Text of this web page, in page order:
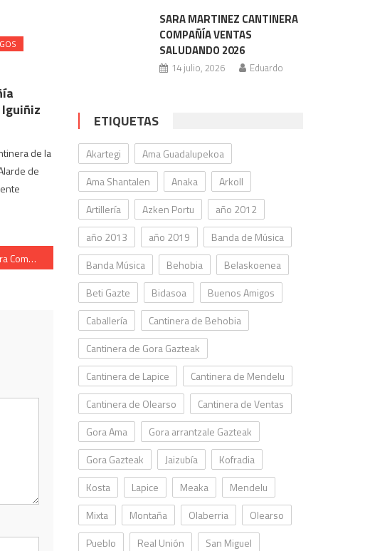
de la
de
Amaia Lera Cantinera Compañía Anaka en el monte 2007
SARA MARTINEZ CANTINERA
COMPAÑÍA VENTAS
SALUDANDO 2026
14 julio, 2026 Eduardo
ETIQUETAS
Akartegi
Ama Guadalupekoa
Ama Shantalen
Anaka
Arkoll
Artillería
Azken Portu
año 2012
año 2013
año 2019
Banda de Música
Banda Música
Behobia
Belaskoenea
Beti Gazte
Bidasoa
Buenos Amigos
Caballería
Cantinera de Behobia
Cantinera de Gora Gazteak
Cantinera de Lapice
Cantinera de Mendelu
Cantinera de Olearso
Cantinera de Ventas
Gora Ama
Gora arrantzale Gazteak
Gora Gazteak
Jaizubía
Kofradia
Kosta
Lapice Meaka
Mendelu
Mixta
Montaña Olaberria
Olearso
Pueblo
Real Unión
San Miguel